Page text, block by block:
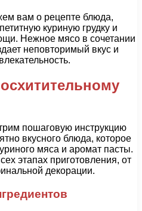
вам о рецепте блюда,
куриную грудку и
Нежное мясо в сочетании
неповторимый вкус и
пошаговую инструкцию
вкусного блюда, которое
мяса и аромат пасты.
этапах приготовления, от
декорации.